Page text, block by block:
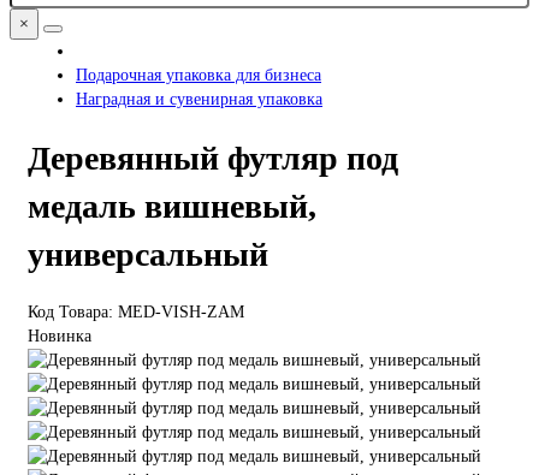
×
Подарочная упаковка для бизнеса
Наградная и сувенирная упаковка
Деревянный футляр под
медаль вишневый,
универсальный
Код Товара: MED-VISH-ZAM
Новинка